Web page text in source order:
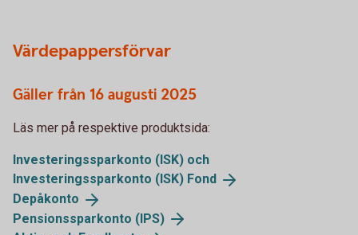
Värdepappersförvar
Gäller från 16 augusti 2025
Läs mer på respektive produktsida:
Investeringssparkonto (ISK) och
Investeringssparkonto (ISK) Fond
Depåkonto
Pensionssparkonto (IPS)